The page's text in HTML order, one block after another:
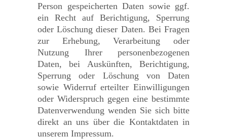
Person gespeicherten Daten sowie ggf.
ein Recht auf Berichtigung, Sperrung
oder Löschung dieser Daten. Bei Fragen
zur Erhebung, Verarbeitung oder
Nutzung Ihrer personenbezogenen
Daten, bei Auskünften, Berichtigung,
Sperrung oder Löschung von Daten
sowie Widerruf erteilter Einwilligungen
oder Widerspruch gegen eine bestimmte
Datenverwendung wenden Sie sich bitte
direkt an uns über die Kontaktdaten in
unserem Impressum.